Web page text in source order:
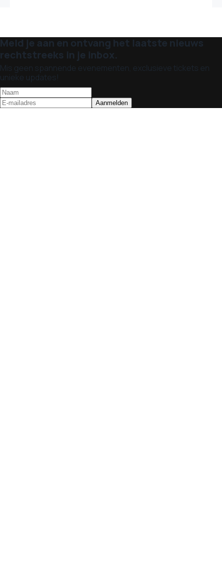
Meld je aan en ontvang het laatste nieuws
rechtstreeks in je inbox.
Mis geen spannende evenementen, exclusieve tickets en
unieke updates!